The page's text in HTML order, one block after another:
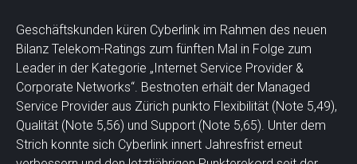
Geschäftskunden küren Cyberlink im Rahmen des neuen
Bilanz Telekom-Ratings zum fünften Mal in Folge zum
Leader in der Kategorie „Internet Service Provider &
Corporate Networks“. Bestnoten erhält der Managed
Service Provider aus Zürich punkto Flexibilität (Note 5,49),
Qualität (Note 5,56) und Support (Note 5,65). Unter dem
Strich konnte sich Cyberlink innert Jahresfrist erneut